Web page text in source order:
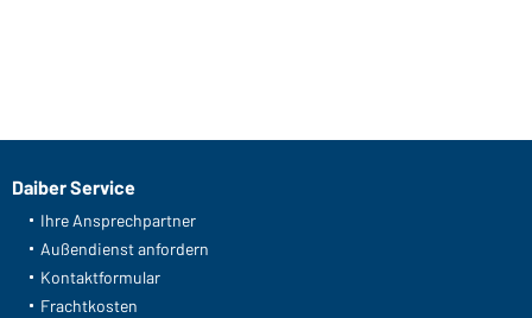
Daiber Service
Ihre Ansprechpartner
Außendienst anfordern
Kontaktformular
Frachtkosten